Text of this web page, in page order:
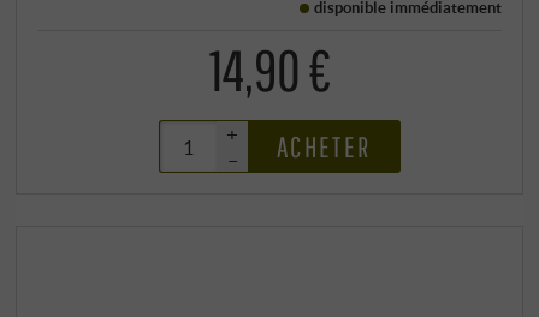
disponible immédiatement
14,90 €
+
–
ACHETER